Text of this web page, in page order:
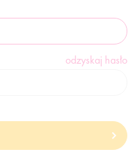
odzyskaj hasło